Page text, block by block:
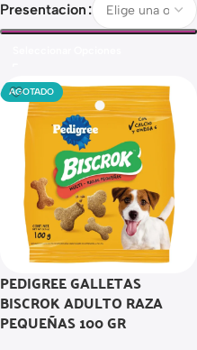
Presentacion
AGOTADO
PEDIGREE GALLETAS
BISCROK ADULTO RAZA
PEQUEÑAS 100 GR